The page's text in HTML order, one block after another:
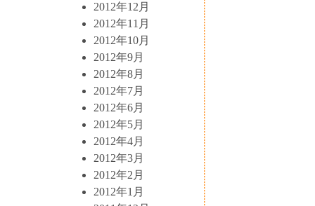
2012年12月
2012年11月
2012年10月
2012年9月
2012年8月
2012年7月
2012年6月
2012年5月
2012年4月
2012年3月
2012年2月
2012年1月